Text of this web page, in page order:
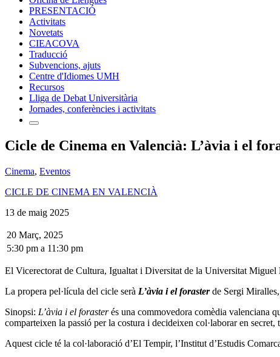
PRESENTACIÓ
Activitats
Novetats
CIEACOVA
Traducció
Subvencions, ajuts
Centre d'Idiomes UMH
Recursos
Lliga de Debat Universitària
Jornades, conferències i activitats
Cicle de Cinema en Valencià: L’àvia i el
Cinema, Eventos
CICLE DE CINEMA EN VALENCIÀ
13 de maig 2025
20 Març, 2025
5:30 pm a 11:30 pm
El Vicerectorat de Cultura, Igualtat i Diversitat de la Universitat Miguel
La propera pel·lícula del cicle serà L’àvia i el forasterde Sergi
Sinopsi: L’àvia i el forasterés una commovedora comèdia valenciana
comparteixen la passió per la costura i decideixen col·laborar en
Aquest cicle té la col·laboració d’El Tempir, l’Institut d’Estudis